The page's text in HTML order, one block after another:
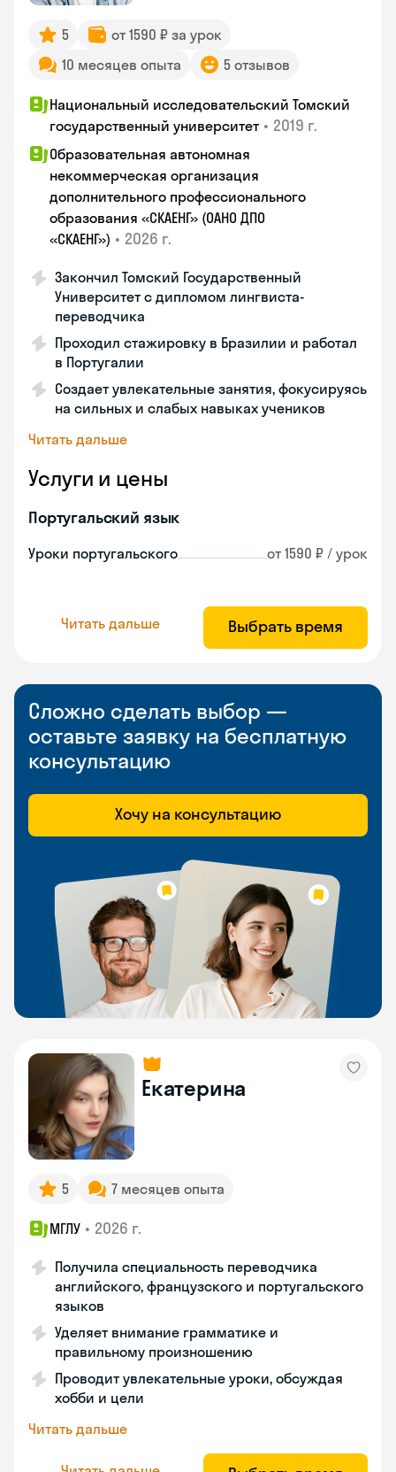
5
от 1590 ₽ за урок
10 месяцев опыта
5 отзывов
Национальный исследовательский Томский
государственный университет • 2019 г.
Образовательная автономная
некоммерческая организация
дополнительного профессионального
образования «СКАЕНГ» (ОАНО ДПО
«СКАЕНГ») • 2026 г.
Закончил Томский Государственный
Университет с дипломом лингвиста-
переводчика
Проходил стажировку в Бразилии и работал
в Португалии
Создает увлекательные занятия, фокусируясь
на сильных и слабых навыках учеников
Читать дальше
Услуги и цены
Португальский язык
Уроки португальского от 1590 ₽ / урок
Читать дальше Выбрать время
Сложно сделать выбор —
оставьте заявку на бесплатную
консультацию
Хочу на консультацию
Екатерина
5 7 месяцев опыта
МГЛУ • 2026 г.
Получила специальность переводчика
английского, французского и португальского
языков
Уделяет внимание грамматике и
правильному произношению
Проводит увлекательные уроки, обсуждая
хобби и цели
Читать дальше